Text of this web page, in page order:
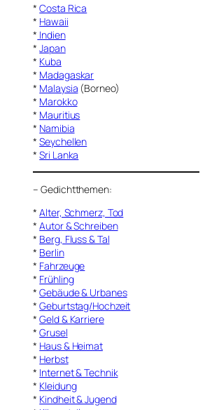
*Costa Rica
* Hawaii
* Indien
*Japan
* Kuba
* Madagaskar
* Malaysia (Borneo)
* Marokko
* Mauritius
* Namibia
*Seychellen
*Sri Lanka
–Gedichtthemen:
*Alter, Schmerz, Tod
*Autor & Schreiben
* Berg, Fluss & Tal
* Berlin
* Fahrzeuge
* Frühling
*Gebäude & Urbanes
*Geburtstag/Hochzeit
*Geld & Karriere
*Grusel
* Haus & Heimat
* Herbst
* Internet & Technik
* Kleidung
* Kindheit & Jugend